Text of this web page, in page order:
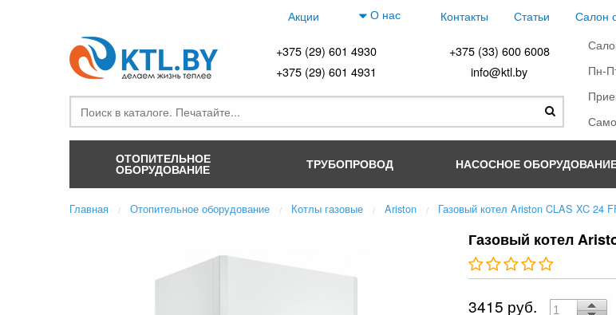
Акции О нас Контакты Статьи Салон
+375 (29) 601 4930
+375 (33) 600 6008
+375 (29) 601 4931
info@ktl.by Пн-
ОТОПИТЕЛЬНОЕ
ОБОРУДОВАНИЕ ТРУБОПРОВОД НАСОСНОЕ
Главная Отопительное оборудование Котлы газовые Ariston Газовый котел Ariston CLAS XC 24
Газовый котел
3415 руб.